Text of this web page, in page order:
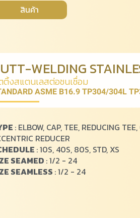
สินค้า
WELDING
ติ้งสแตนเลสต่อชนเชื่อม
ASME B16.9 TP304/304L
: ELBOW, CAP, TEE, REDUCING
REDUCER
: 10S, 40S, 80S, STD, XS
SEAMED : 1/2 - 24
SEAMLESS : 1/2 - 24